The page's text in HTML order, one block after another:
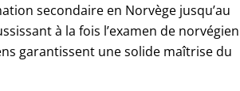
secondaire en Norvège jusqu’au
à la fois l’examen de norvégien
garantissent une solide maîtrise du